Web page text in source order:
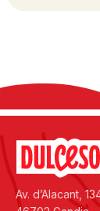
Av. d’Alacant,